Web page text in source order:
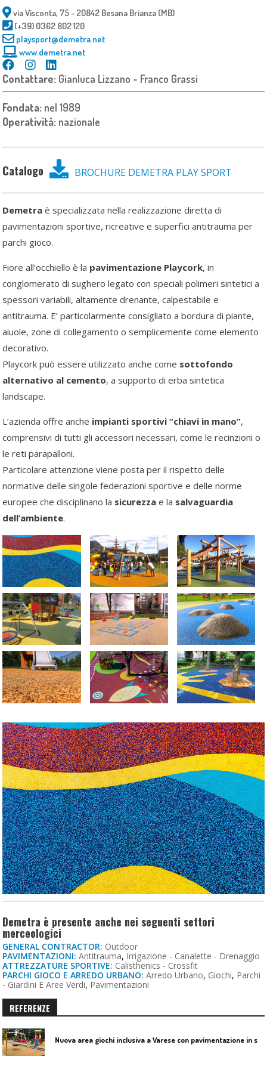
via Visconta, 75 - 20842 Besana Brianza (MB)
(+39) 0362 802 120
playsport@demetra.net
www.demetra.net
Contattare: Gianluca Lizzano - Franco Grassi
Fondata: nel 1989
Operatività: nazionale
Catalogo BROCHURE DEMETRA PLAY SPORT
Demetra è specializzata nella realizzazione diretta di
pavimentazioni sportive, ricreative e superfici antitrauma per
parchi gioco.
Fiore all’occhiello è la pavimentazione Playcork, in
conglomerato di sughero legato con speciali polimeri sintetici a
spessori variabili, altamente drenante, calpestabile e
antitrauma. E’ particolarmente consigliato a bordura di piante,
aiuole, zone di collegamento o semplicemente come elemento
decorativo.
Playcork può essere utilizzato anche come sottofondo
alternativo al cemento, a supporto di erba sintetica
landscape.
L’azienda offre anche impianti sportivi “chiavi in mano”,
comprensivi di tutti gli accessori necessari, come le recinzioni o
le reti parapalloni.
Particolare attenzione viene posta per il rispetto delle
normative delle singole federazioni sportive e delle norme
europee che disciplinano la sicurezzae la salvaguardia
dell’ambiente.
Demetra è presente anche nei seguenti settori
merceologici
GENERAL CONTRACTOR: Outdoor
PAVIMENTAZIONI: Antitrauma, Irrigazione - Canalette - Drenaggio
ATTREZZATURE SPORTIVE: Calisthenics - Crossfit
PARCHI GIOCO E ARREDO URBANO: Arredo Urbano, Giochi, Parchi
- Giardini E Aree Verdi, Pavimentazioni
REFERENZE